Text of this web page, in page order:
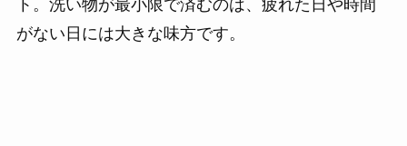
ト。洗い物が最小限で済むのは、疲れた日や時間
がない日には大きな味方です。